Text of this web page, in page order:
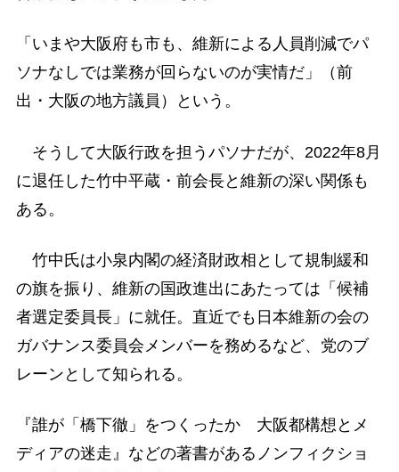
「いまや大阪府も市も、維新による人員削減でパ
ソナなしでは業務が回らないのが実情だ」（前
出・大阪の地方議員）という。
そうして大阪行政を担うパソナだが、2022年8月
に退任した竹中平蔵・前会長と維新の深い関係も
ある。
竹中氏は小泉内閣の経済財政相として規制緩和
の旗を振り、維新の国政進出にあたっては「候補
者選定委員長」に就任。直近でも日本維新の会の
ガバナンス委員会メンバーを務めるなど、党のブ
レーンとして知られる。
『誰が「橋下徹」をつくったか 大阪都構想とメ
ディアの迷走』などの著書があるノンフィクショ